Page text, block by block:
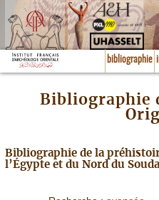
bibliographie
Bibliographie
Bibliographie de la
l’Égypte et du Nord du